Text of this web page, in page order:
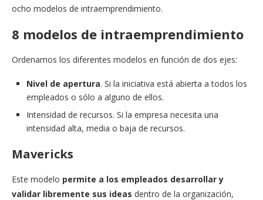
ocho modelos de intraemprendimiento.
8 modelos de intraemprendimiento
Ordenamos los diferentes modelos en función de dos ejes:
Nivel de apertura. Si la iniciativa está abierta a todos los
empleados o sólo a alguno de ellos.
Intensidad de recursos. Si la empresa necesita una
intensidad alta, media o baja de recursos.
Mavericks
Este modelo permite a los empleados desarrollar y
validar libremente sus ideas dentro de la organización,